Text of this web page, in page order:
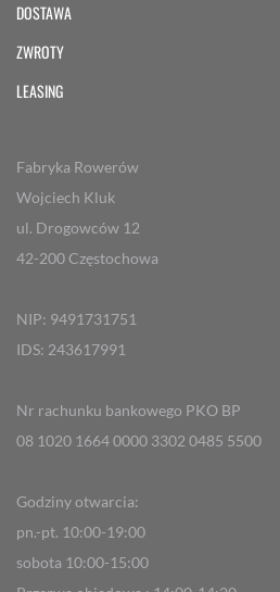
DOSTAWA
ZWROTY
LEASING
Fabryka Rowerów
Wojciech Kluk
ul. Drogowców 12
42-200 Częstochowa
NIP: 9491731751
IDS: 243617991
Nr rachunku bankowego PKO BP
08 1020 1664 0000 3302 0485 5500
Godziny otwarcia:
pn.-pt. 10:00-19:00
sobota 10:00-15:00